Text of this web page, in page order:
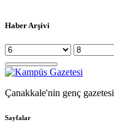
Haber Arşivi
Çanakkale'nin genç gazetesi
Sayfalar